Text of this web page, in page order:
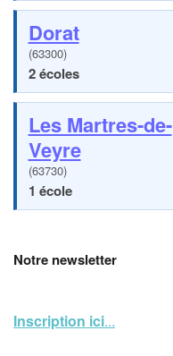
Dorat
(63300)
2 écoles
Les Martres-de-
Veyre
(63730)
1 école
Notre newsletter
Inscription ici...